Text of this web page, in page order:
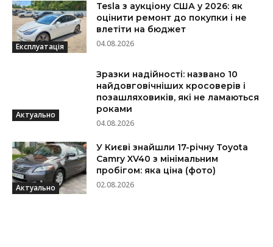
Експлуатація
Tesla з аукціону США у 2026: як
оцінити ремонт до покупки і не
влетіти на бюджет
04.08.2026
Актуально
Зразки надійності: названо 10
найдовговічніших кросоверів і
позашляховиків, які не ламаються
роками
04.08.2026
Актуально
У Києві знайшли 17-річну Toyota
Camry XV40 з мінімальним
пробігом: яка ціна (фото)
02.08.2026